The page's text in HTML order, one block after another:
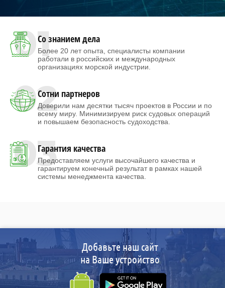
01Со знанием дела
Более 20 лет опыта, специалисты компании
работали в российских и международных
организациях морской индустрии.
02Сотни партнеров
Доверили нам десятки тысяч проектов в России и по
всему миру. Минимизируем риск судовых операций
и повышаем безопасность судоходства.
03Гарантия качества
Предоставляем услуги высочайшего качества и
гарантируем конечный результат в рамках нашей
системы менеджмента качества.
Добавьте наш сайт
на Ваше устройство